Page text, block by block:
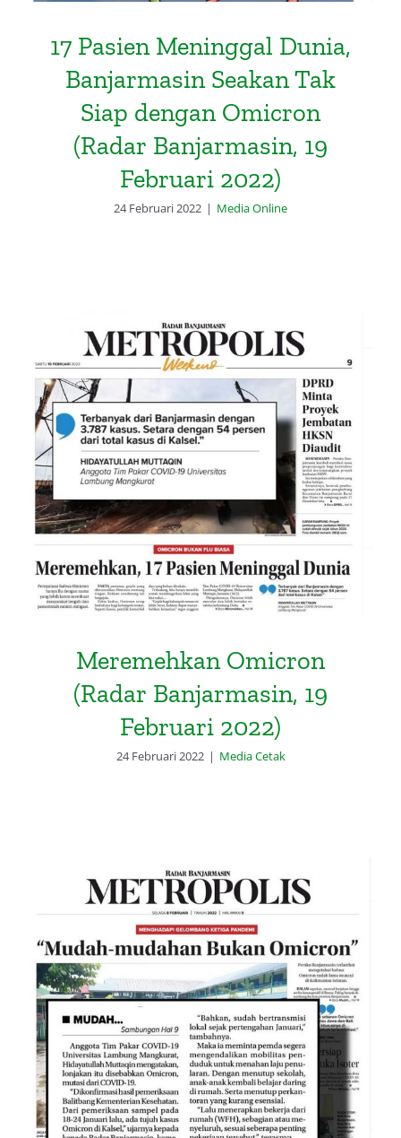
17 Pasien Meninggal Dunia,
Banjarmasin Seakan Tak
Siap dengan Omicron
(Radar Banjarmasin, 19
Februari 2022)
24 Februari 2022 | Media Online
Meremehkan Omicron (Radar
Banjarmasin, 19 Februari 2022)
Meremehkan Omicron
(Radar Banjarmasin, 19
Februari 2022)
24 Februari 2022 | Media Cetak
Omicron Sudah Terdeteksi di
Kalsel (Radar Banjarmasin, 8
Februari 2022)